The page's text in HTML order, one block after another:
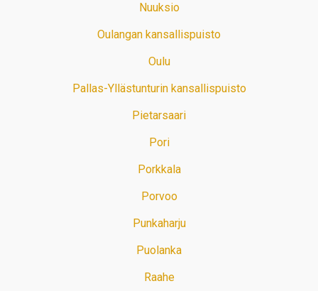
Nuuksio
Oulangan kansallispuisto
Oulu
Pallas-Yllästunturin kansallispuisto
Pietarsaari
Pori
Porkkala
Porvoo
Punkaharju
Puolanka
Raahe